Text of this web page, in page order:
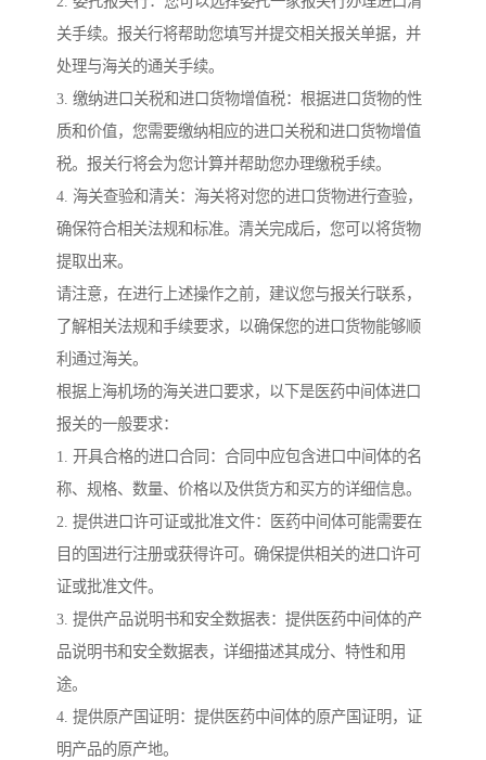
关手续。报关行将帮助您填写并提交相关报关单据，并
处理与海关的通关手续。
3. 缴纳进口关税和进口货物增值税：根据进口货物的性
质和价值，您需要缴纳相应的进口关税和进口货物增值
税。报关行将会为您计算并帮助您办理缴税手续。
4. 海关查验和清关：海关将对您的进口货物进行查验，
确保符合相关法规和标准。清关完成后，您可以将货物
提取出来。
请注意，在进行上述操作之前，建议您与报关行联系，
了解相关法规和手续要求，以确保您的进口货物能够顺
利通过海关。
根据上海机场的海关进口要求，以下是医药中间体进口
报关的一般要求：
1. 开具合格的进口合同：合同中应包含进口中间体的名
称、规格、数量、价格以及供货方和买方的详细信息。
2. 提供进口许可证或批准文件：医药中间体可能需要在
目的国进行注册或获得许可。确保提供相关的进口许可
证或批准文件。
3. 提供产品说明书和安全数据表：提供医药中间体的产
品说明书和安全数据表，详细描述其成分、特性和用
途。
4. 提供原产国证明：提供医药中间体的原产国证明，证
明产品的原产地。